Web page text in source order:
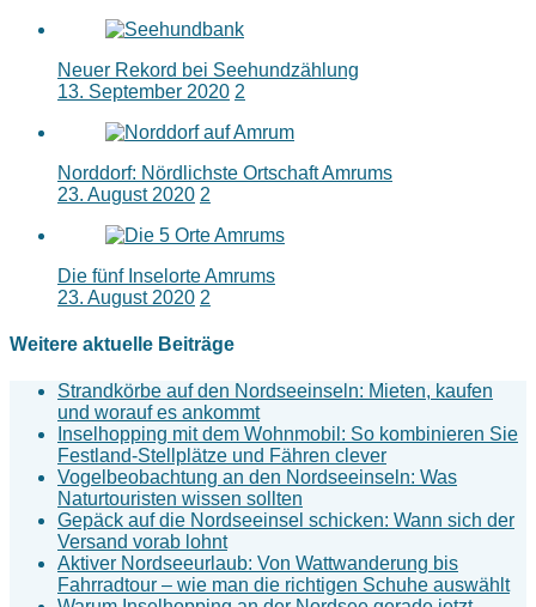
Neuer Rekord bei Seehundzählung
13. September 2020 2
Norddorf: Nördlichste Ortschaft Amrums
23. August 2020 2
Die fünf Inselorte Amrums
23. August 2020 2
Weitere aktuelle Beiträge
Strandkörbe auf den Nordseeinseln: Mieten, kaufen
und worauf es ankommt
Inselhopping mit dem Wohnmobil: So kombinieren Sie
Festland-Stellplätze und Fähren clever
Vogelbeobachtung an den Nordseeinseln: Was
Naturtouristen wissen sollten
Gepäck auf die Nordseeinsel schicken: Wann sich der
Versand vorab lohnt
Aktiver Nordseeurlaub: Von Wattwanderung bis
Fahrradtour – wie man die richtigen Schuhe auswählt